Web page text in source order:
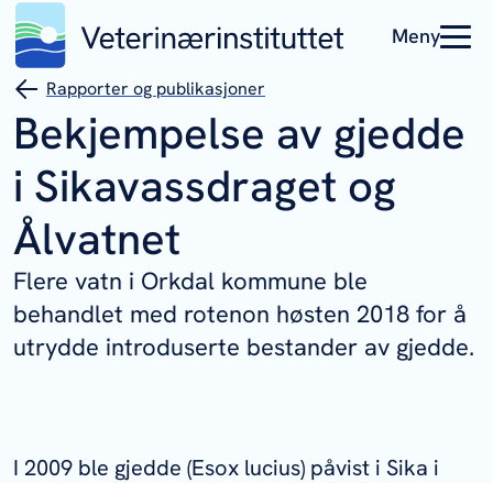
Meny
Rapporter og publikasjoner
Bekjempelse av gjedde
i Sikavassdraget og
Ålvatnet
Flere vatn i Orkdal kommune ble
behandlet med rotenon høsten 2018 for å
utrydde introduserte bestander av gjedde.
I 2009 ble gjedde (Esox lucius) påvist i Sika i